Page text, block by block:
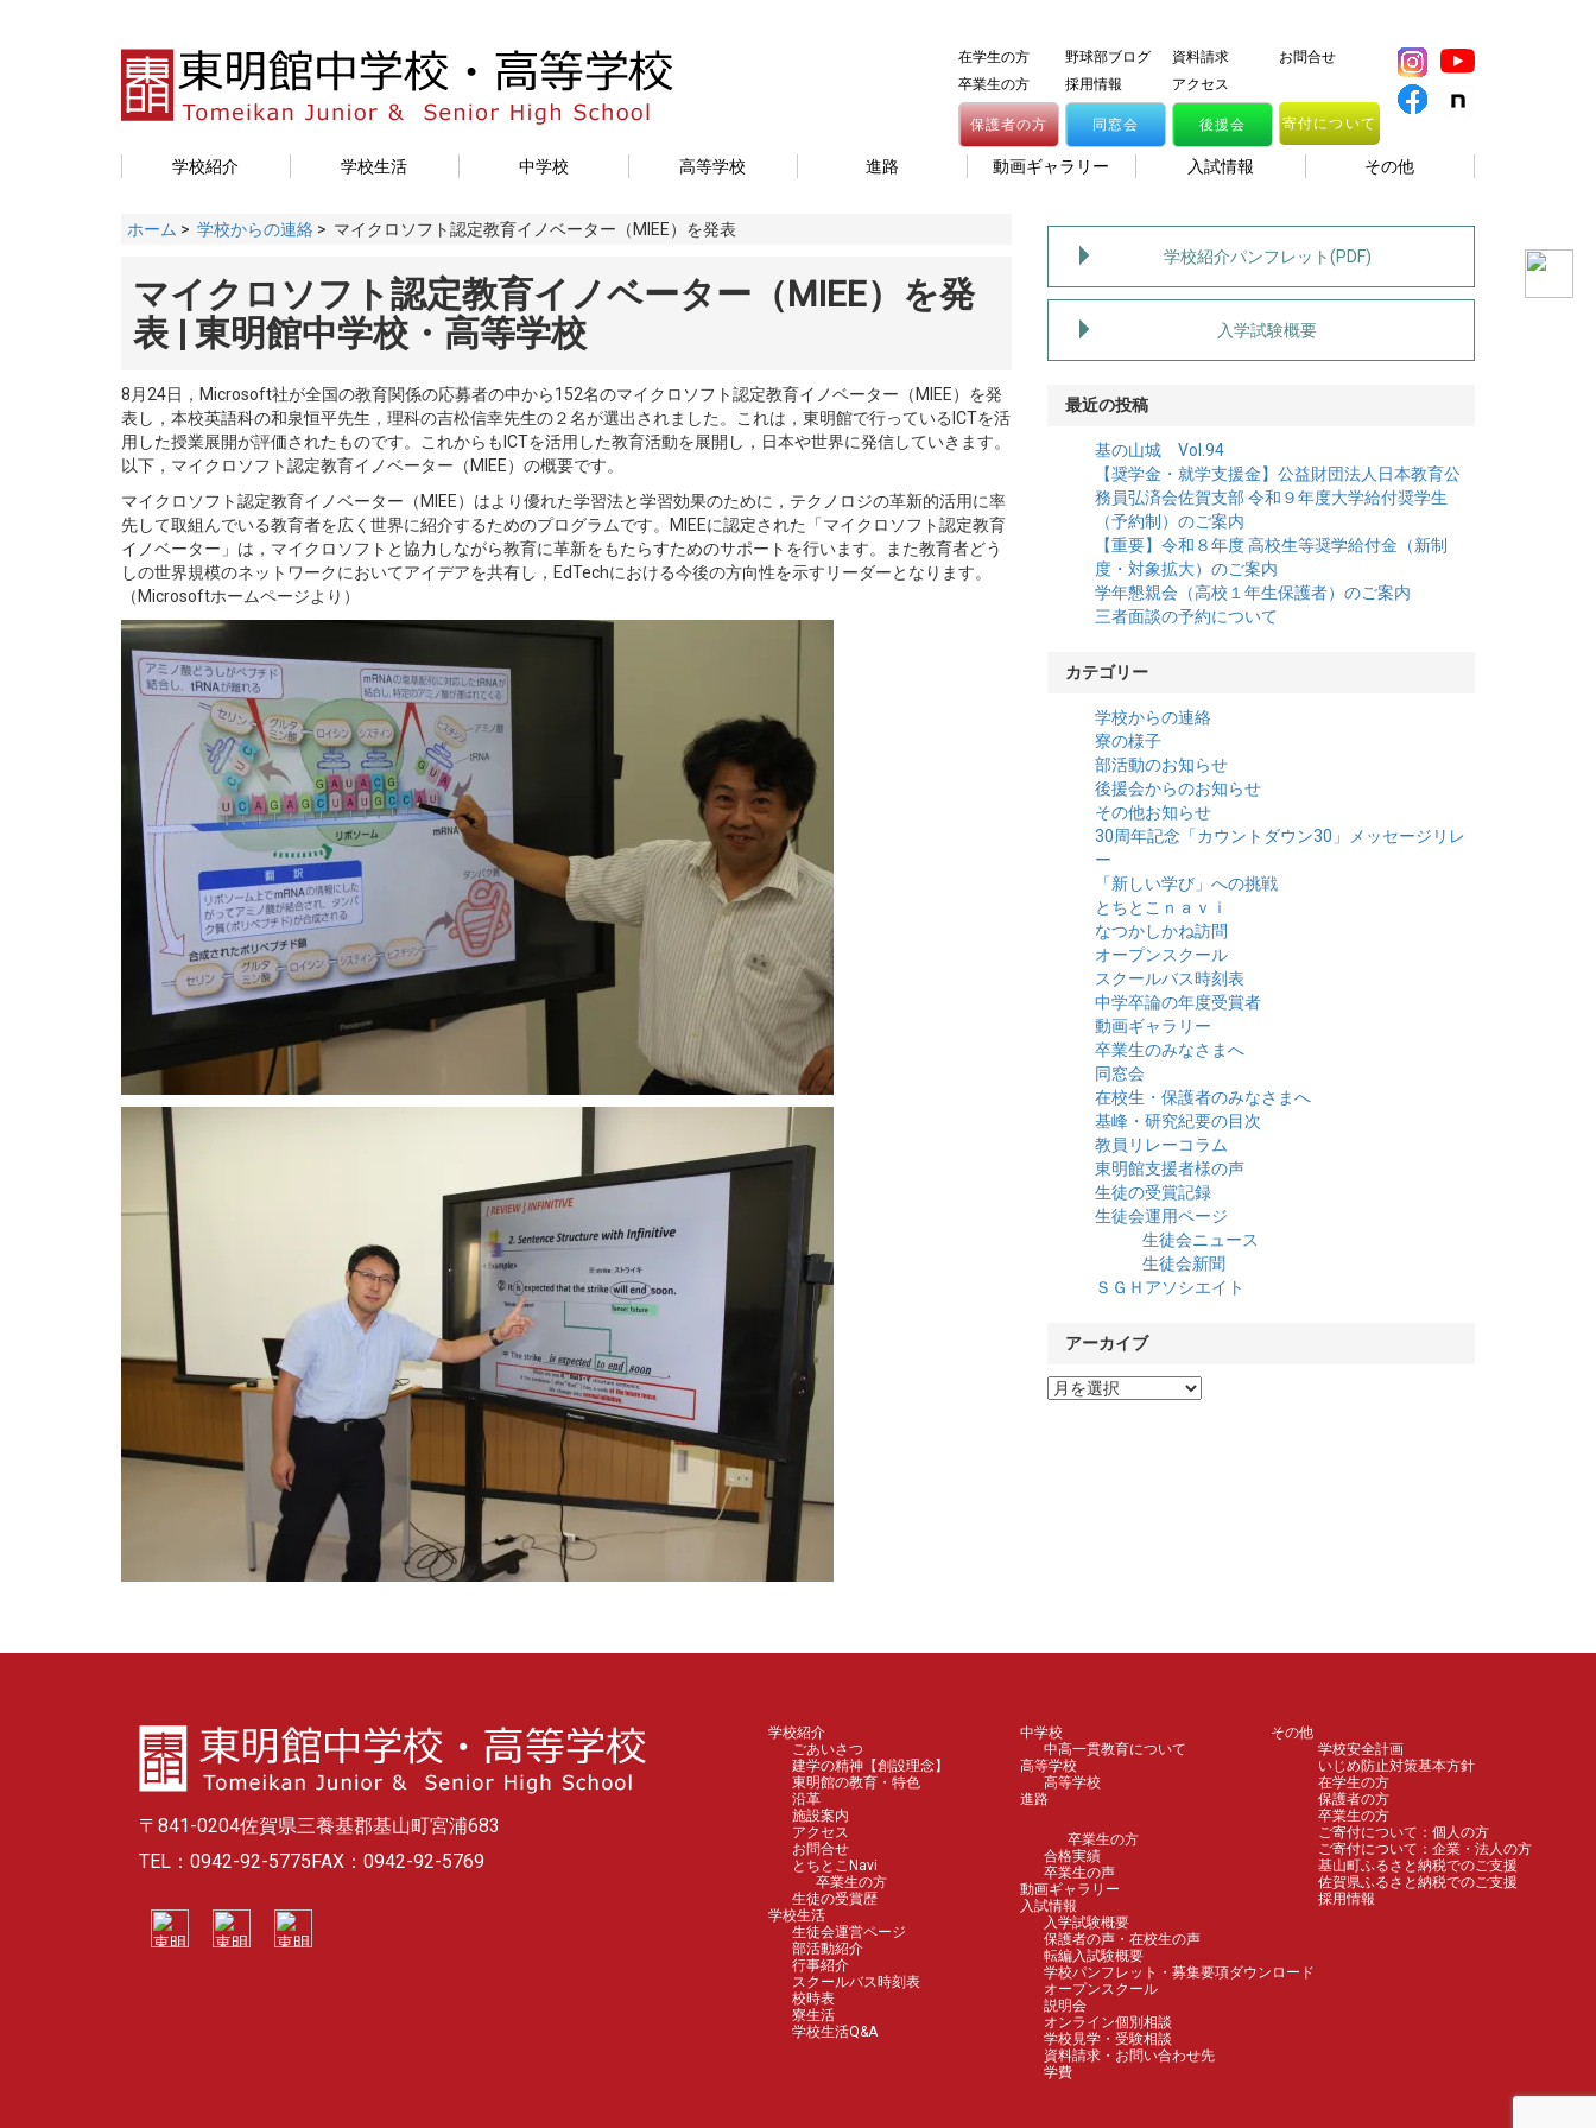
在学生の方 野球部ブログ 資料請求
お問合せ
卒業生の方
採用情報 アクセス
保護者の方 同窓会 後援会 寄付について
学校紹介 学校生活 中学校 高等学校 進路 動画ギャラリー 入試情報 その他
ホーム > 学校からの連絡 > マイクロソフト認定教育イノベーター（MIEE）を発表
マイクロソフト認定教育イノベーター（MIEE）を発
表 | 東明館中学校・高等学校
8月24日，Microsoft社が全国の教育関係の応募者の中から152名のマイクロソフト認定教育イノベーター（MIEE）を発
表し，本校英語科の和泉恒平先生，理科の吉松信幸先生の２名が選出されました。これは，東明館で行っているICTを活
用した授業展開が評価されたものです。これからもICTを活用した教育活動を展開し，日本や世界に発信していきます。
以下，マイクロソフト認定教育イノベーター（MIEE）の概要です。
マイクロソフト認定教育イノベーター（MIEE）はより優れた学習法と学習効果のために，テクノロジの革新的活用に率
先して取組んでいる教育者を広く世界に紹介するためのプログラムです。MIEEに認定された「マイクロソフト認定教育
イノベーター」は，マイクロソフトと協力しながら教育に革新をもたらすためのサポートを行います。また教育者どう
しの世界規模のネットワークにおいてアイデアを共有し，EdTechにおける今後の方向性を示すリーダーとなります。
（Microsoftホームページより）
学校紹介パンフレット(PDF)
入学試験概要
最近の投稿
基の山城 Vol.94
【奨学金・就学支援金】公益財団法人日本教育公
務員弘済会佐賀支部 令和９年度大学給付奨学生
（予約制）のご案内
【重要】令和８年度 高校生等奨学給付金（新制
度・対象拡大）のご案内
学年懇親会（高校１年生保護者）のご案内
三者面談の予約について
カテゴリー
学校からの連絡
寮の様子
部活動のお知らせ
後援会からのお知らせ
その他お知らせ
30周年記念「カウントダウン30」メッセージリレ
ー
「新しい学び」への挑戦
とちとこｎａｖｉ
なつかしかね訪問
オープンスクール
スクールバス時刻表
中学卒論の年度受賞者
動画ギャラリー
卒業生のみなさまへ
同窓会
在校生・保護者のみなさまへ
基峰・研究紀要の目次
教員リレーコラム
東明館支援者様の声
生徒の受賞記録
生徒会運用ページ
生徒会ニュース
生徒会新聞
ＳＧＨアソシエイト
アーカイブ
ア
〒841-0204佐賀県三養基郡基山町宮浦683
TEL：0942-92-5775FAX：0942-92-5769
学校紹介
ごあいさつ
建学の精神【創設理念】
東明館の教育・特色
沿革
施設案内
アクセス
お問合せ
とちとこNavi
卒業生の方
生徒の受賞歴
学校生活
生徒会運営ページ
部活動紹介
行事紹介
スクールバス時刻表
校時表
寮生活
学校生活Q&A
中学校
中高一貫教育について
高等学校
高等学校
進路
卒業生の方
合格実績
卒業生の声
動画ギャラリー
入試情報
入学試験概要
保護者の声・在校生の声
転編入試験概要
学校パンフレット・募集要項ダウンロード
オープンスクール
説明会
オンライン個別相談
学校見学・受験相談
資料請求・お問い合わせ先
学費
その他
学校安全計画
いじめ防止対策基本方針
在学生の方
保護者の方
卒業生の方
ご寄付について：個人の方
ご寄付について：企業・法人の方
基山町ふるさと納税でのご支援
佐賀県ふるさと納税でのご支援
採用情報